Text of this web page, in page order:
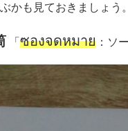
かも見ておきましょう。
「 ซองจดหมาย ：ソ